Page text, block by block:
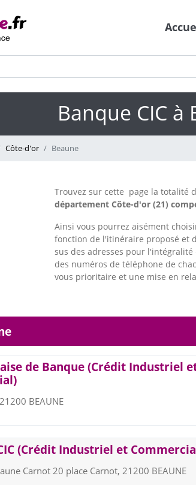
Banque CIC à
Côte-d'or Beaune
Trouvez sur cette page la totalité
département Côte-d'or (21)
Ainsi vous pourrez aisément
fonction de l'itinéraire proposé et
sus des adresses pour l'intégralité
des numéros de téléphone de
vous prioritaire et une mise en
de Banque (Crédit Industriel
BEAUNE
(Crédit Industriel et
Carnot 20 place Carnot, 21200 BEAUNE